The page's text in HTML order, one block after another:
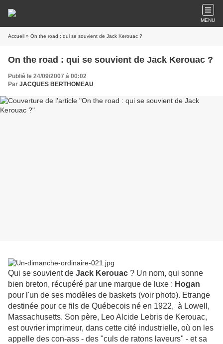
MENU
Accueil » On the road : qui se souvient de Jack Kerouac ?
On the road : qui se souvient de Jack Kerouac ?
Publié le 24/09/2007 à 00:02
Par JACQUES BERTHOMEAU
Qui se souvient de Jack Kerouac ? Un nom, qui sonne
bien breton, récupéré par une marque de luxe : Hogan
pour l'un de ses modèles de baskets (voir photo). Etrange
destinée pour ce fils de Québecois né en 1922, à Lowell,
Massachusetts. Son père, Leo Alcide Lebris de Kerouac,
est ouvrier imprimeur, dans cette cité industrielle, où on les
appelle des con-ass - des "culs de ratons laveurs" - et sa